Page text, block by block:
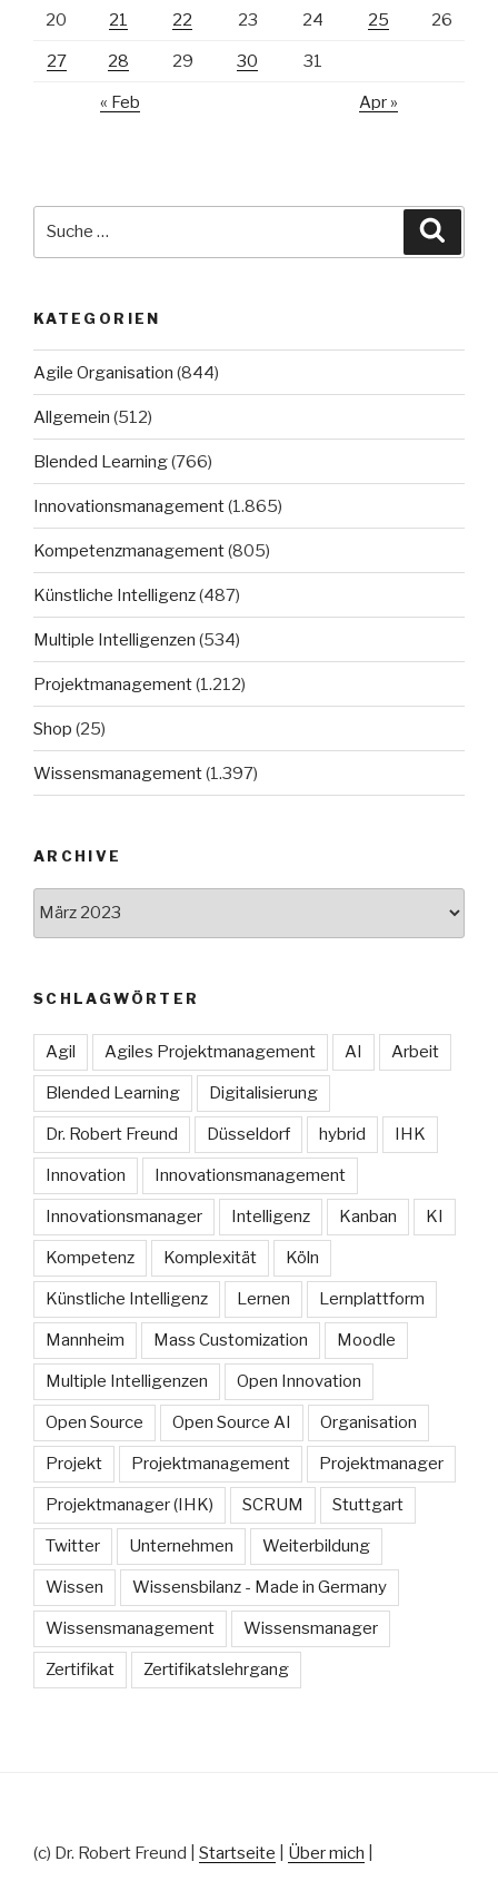
20 21 22 23 24 25 26
27 28 29 30 31
« Feb Apr »
KATEGORIEN
Agile Organisation (844)
Allgemein (512)
Blended Learning(766)
Innovationsmanagement(1.865)
Kompetenzmanagement(805)
Künstliche Intelligenz(487)
Multiple Intelligenzen (534)
Projektmanagement(1.212)
Shop (25)
Wissensmanagement(1.397)
ARCHIVE
SCHLAGWÖRTER
Agil Agiles Projektmanagement AI Arbeit
Blended Learning Digitalisierung
Dr. Robert Freund Düsseldorf hybrid IHK
Innovation Innovationsmanagement
Innovationsmanager Intelligenz Kanban KI
Kompetenz Komplexität Köln
Künstliche Intelligenz Lernen Lernplattform
Mannheim Mass Customization Moodle
Multiple Intelligenzen Open Innovation
Open Source Open Source AI Organisation
Projekt Projektmanagement Projektmanager
Projektmanager (IHK) SCRUM Stuttgart
Twitter Unternehmen Weiterbildung
Wissen Wissensbilanz - Made in Germany
Wissensmanagement Wissensmanager
Zertifikat Zertifikatslehrgang
(c) Dr. Robert Freund | Startseite Über mich